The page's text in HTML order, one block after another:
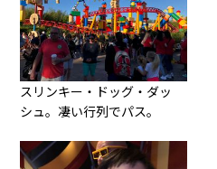
スリンキー・ドッグ・ダッ
シュ。凄い行列でパス。